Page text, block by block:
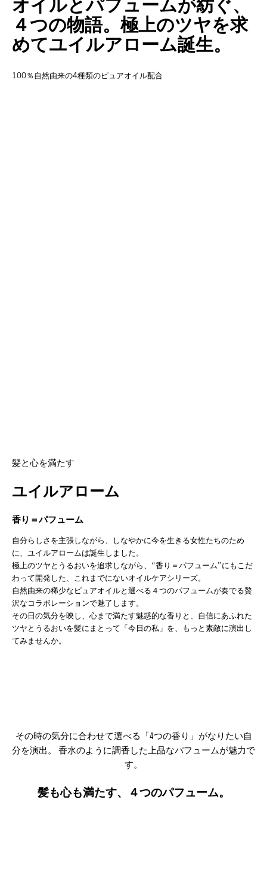
オイルとパフュームが紡ぐ、
４つの物語。極上のツヤを求
めてユイルアローム誕生。
100％自然由来の4種類のピュアオイル配合
髪と心を満たす
ユイルアローム
香り＝パフューム
自分らしさを主張しながら、しなやかに今を生きる女性たちのため
に、ユイルアロームは誕生しました。
極上のツヤとうるおいを追求しながら、“香り＝パフューム”にもこだ
わって開発した、これまでにないオイルケアシリーズ。
自然由来の稀少なピュアオイルと選べる４つのパフュームが奏でる贅
沢なコラボレーションで魅了します。
その日の気分を映し、心まで満たす魅惑的な香りと、自信にあふれた
ツヤとうるおいを髪にまとって「今日の私」を、もっと素敵に演出し
てみませんか。
その時の気分に合わせて選べる「4つの香り」がなりたい自
分を演出。 香水のように調香した上品なパフュームが魅力で
す。
髪も心も満たす、４つのパフューム。